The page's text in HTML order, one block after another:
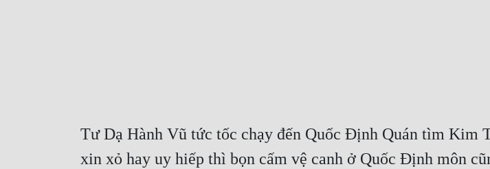
Tư Dạ Hành Vũ tức tốc chạy đến Quốc Định Quán tìm Kim
xin xỏ hay uy hiếp thì bọn cấm vệ canh ở Quốc Định môn